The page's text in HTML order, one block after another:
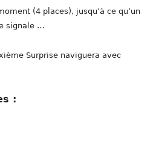
(4 places), jusqu’à ce qu’un
signale …
Surprise naviguera avec
: